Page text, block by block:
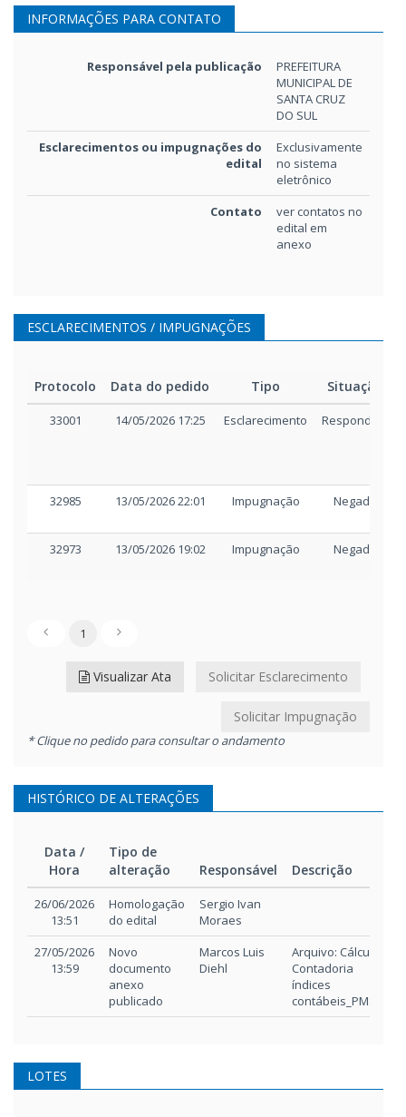
Detalhamento do BDI BDI
Encargos 176kB
Cronograma Cronograma 594kB
1.434kB
3.636kB
INFORMAÇÕES PARA CONTATO
Responsável pela publicação
PREFEITURA
MUNICIPAL DE
SANTA CRUZ
DO SUL
Esclarecimentos ou impugnações do
edital
Exclusivamente
no sistema
eletrônico
Contato
ver contatos no
edital em
anexo
ESCLARECIMENTOS / IMPUGNAÇÕES
Protocolo Data do pedido Tipo Situação
33001 14/05/2026 17:25 Esclarecimento Respondido
32985
13/05/2026 22:01 Impugnação Negado
32973
13/05/2026 19:02 Impugnação Negado
1
Visualizar Ata Solicitar Esclarecimento
Solicitar Impugnação
* Clique no pedido para consultar o andamento
HISTÓRICO DE ALTERAÇÕES
Data /
Hora
Tipo de
alteração
Responsável
Descrição
Data /
Hora
Tipo de
alteração
Responsável
26/06/2026
13:51
Homologação
do edital
Sergio Ivan
Moraes
27/05/2026
13:59
Novo
documento
anexo
publicado
Marcos Luis
Diehl
Arquivo: Cálculo
Contadoria
índices
contábeis_PMSCS
LOTES